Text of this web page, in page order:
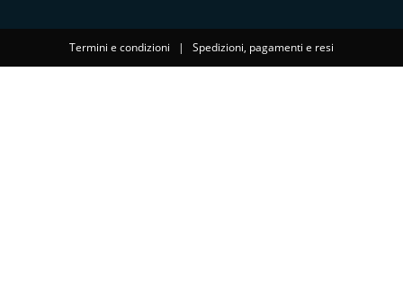
Termini e condizioni | Spedizioni, pagamenti e resi